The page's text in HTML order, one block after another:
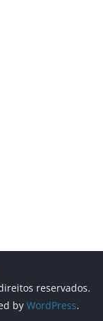
reservados.
by WordPress.